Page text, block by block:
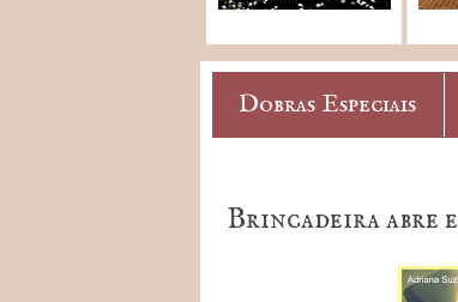
Dobras Especiais
Brincadeira abre